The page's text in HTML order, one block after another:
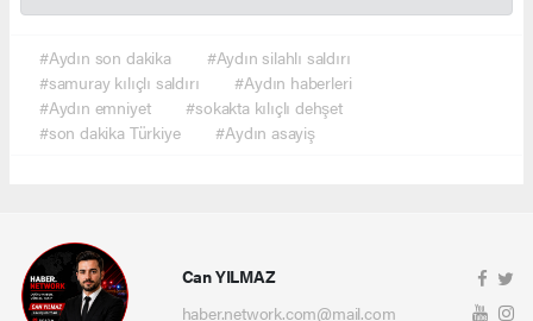
#Aydın son dakika
#Aydın silahlı saldırı
#samuray kılıçlı saldırı
#Aydın haberleri
#Aydın emniyet
#sokakta kılıçlı dehşet
#son dakika Türkiye
#Aydın asayiş
Can YILMAZ
haber.network.com@mail.com